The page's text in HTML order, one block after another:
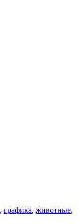
, графика, животные,